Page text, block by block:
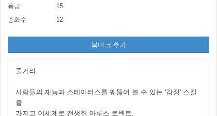
등급
15
총화수
12
북마크 추가
줄거리
사람들의 재능과 스테이터스를 꿰뚫어 볼 수 있는 '감정' 스킬
을
가지고 이세계로 전생한 아루스 로벤트.